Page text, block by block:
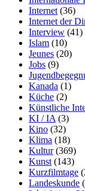
Internet (36)
Internet der
Interview (41)
Islam (10)
Jeunes (20)
Jobs (9)
Kanada (1)
Küche (2)
Künstliche
KI / IA (3)
Kino (32)
Klima (18)
Kultur(369)
Kunst (143)
Kurzfilmtage
Landeskunde